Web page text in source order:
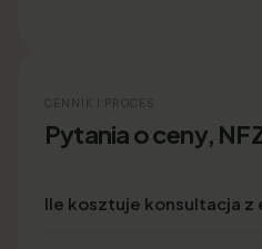
CENNIK I PROCES
Pytania o ceny,
Ile kosztuje konsultacja